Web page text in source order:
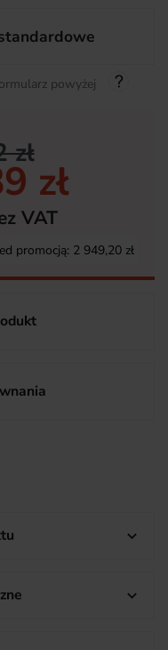
powyżej
zł
zł
VAT
promocją: 2 949,20 zł

